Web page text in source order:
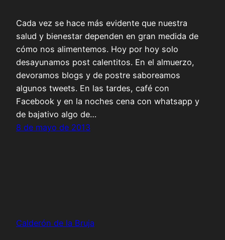
Cada vez se hace más evidente que nuestra
salud y bienestar dependen en gran medida de
cómo nos alimentemos. Hoy por hoy solo
desayunamos post calentitos. En el almuerzo,
devoramos blogs y de postre saboreamos
algunos tweets. En las tardes, café con
Facebook y en la noches cena con whatsapp y
de bajativo algo de…
8 de mayo de 2013
Calderón de la Bruja